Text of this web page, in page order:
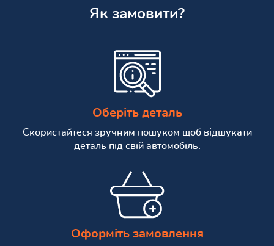
Як замовити?
Оберіть деталь
Скористайтеся зручним пошуком щоб відшукати
деталь під свій автомобіль.
Оформіть замовлення